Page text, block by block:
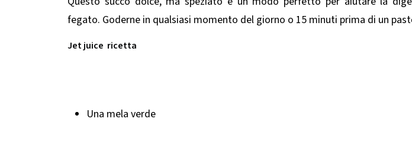
fegato. Goderne in qualsiasi momento del giorno o 15 minuti prima di un
Jet juice ricetta
Una mela verde